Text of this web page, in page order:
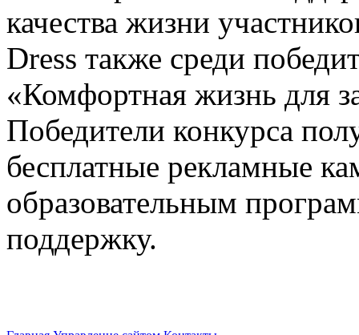
качества жизни
Dress также среди
«Комфортная жизнь для
Победители конкурса
бесплатные рекламные
образовательным
поддержку.